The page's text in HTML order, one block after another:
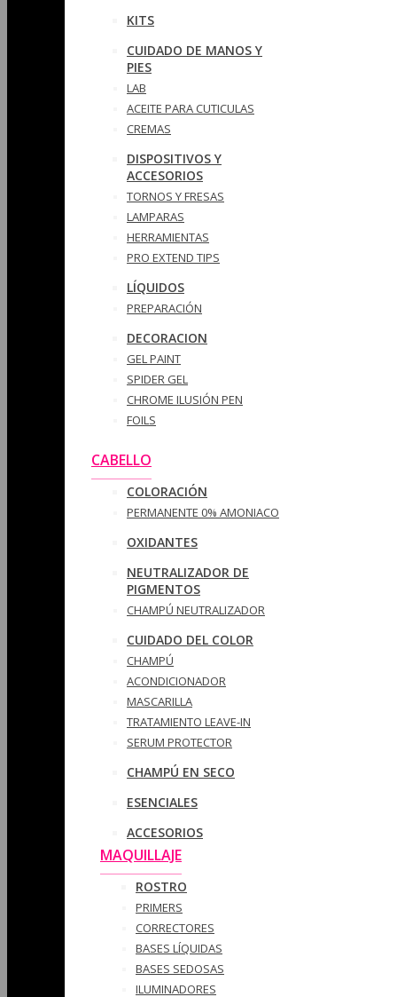
KITS
CUIDADO DE MANOS Y
PIES
LAB
ACEITE PARA CUTICULAS
CREMAS
DISPOSITIVOS Y
ACCESORIOS
TORNOS Y FRESAS
LAMPARAS
HERRAMIENTAS
PRO EXTEND TIPS
LÍQUIDOS
PREPARACIÓN
DECORACION
GEL PAINT
SPIDER GEL
CHROME ILUSIÓN PEN
FOILS
CABELLO
COLORACIÓN
PERMANENTE 0% AMONIACO
OXIDANTES
NEUTRALIZADOR DE
PIGMENTOS
CHAMPÚ NEUTRALIZADOR
CUIDADO DEL COLOR
CHAMPÚ
ACONDICIONADOR
MASCARILLA
TRATAMIENTO LEAVE-IN
SERUM PROTECTOR
CHAMPÚ EN SECO
ESENCIALES
ACCESORIOS
MAQUILLAJE
ROSTRO
PRIMERS
CORRECTORES
BASES LÍQUIDAS
BASES SEDOSAS
ILUMINADORES